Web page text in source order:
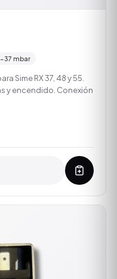
37 mbar
Sime RX 37, 48 y 55.
y encendido. Conexión